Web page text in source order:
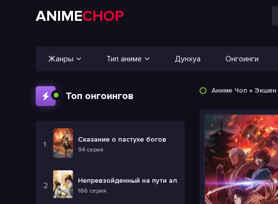
ANIMECHOP
Жанры Тип аниме Дунхуа Онгоинги
Топ онгоингов
Сказание о пастухе богов
94 серия
Непревзойденный на пути алхимии
186 серия
Аниме Чоп » Экшен